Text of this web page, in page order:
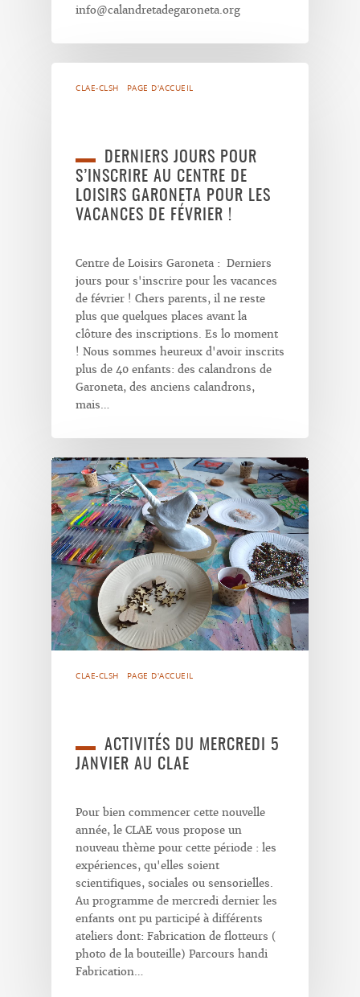
info@calandretadegaroneta.org
CLAE-CLSH PAGE D'ACCUEIL
DERNIERS JOURS POUR
S’INSCRIRE AU CENTRE DE
LOISIRS GARONETA POUR LES
VACANCES DE FÉVRIER !
Centre de Loisirs Garoneta : Derniers
jours pour s'inscrire pour les vacances
de février ! Chers parents, il ne reste
plus que quelques places avant la
clôture des inscriptions. Es lo moment
! Nous sommes heureux d'avoir inscrits
plus de 40 enfants: des calandrons de
Garoneta, des anciens calandrons,
mais…
CLAE-CLSH PAGE D'ACCUEIL
ACTIVITÉS DU MERCREDI 5
JANVIER AU CLAE
Pour bien commencer cette nouvelle
année, le CLAE vous propose un
nouveau thème pour cette période : les
expériences, qu'elles soient
scientifiques, sociales ou sensorielles.
Au programme de mercredi dernier les
enfants ont pu participé à différents
ateliers dont: Fabrication de flotteurs (
photo de la bouteille) Parcours handi
Fabrication…